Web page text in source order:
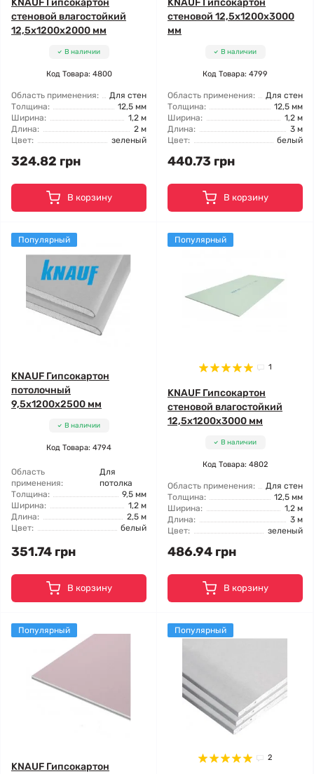
KNAUF Гипсокартон
стеновой влагостойкий
12,5x1200x2000 мм
В наличии
Код Товара: 4800
Область применения:
Для стен
Толщина:
12,5 мм
Ширина:
1,2 м
Длина:
2 м
Цвет:
зеленый
324.82 грн
В корзину
KNAUF Гипсокартон
стеновой 12,5x1200x3000
мм
В наличии
Код Товара: 4799
Область применения:
Для стен
Толщина:
12,5 мм
Ширина:
1,2 м
Длина:
3 м
Цвет:
белый
440.73 грн
В корзину
Популярный
KNAUF Гипсокартон
потолочный
9,5x1200x2500 мм
В наличии
Код Товара: 4794
Область
применения:
Для
потолка
Толщина:
9,5 мм
Ширина:
1,2 м
Длина:
2,5 м
Цвет:
белый
351.74 грн
В корзину
Популярный
1
KNAUF Гипсокартон
стеновой влагостойкий
12,5x1200x3000 мм
В наличии
Код Товара: 4802
Область применения:
Для стен
Толщина:
12,5 мм
Ширина:
1,2 м
Длина:
3 м
Цвет:
зеленый
486.94 грн
В корзину
Популярный
KNAUF Гипсокартон
Популярный
2